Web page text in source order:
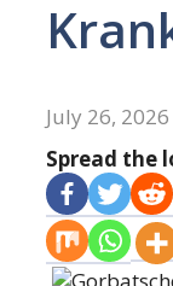
July 26, 2026
Spread the